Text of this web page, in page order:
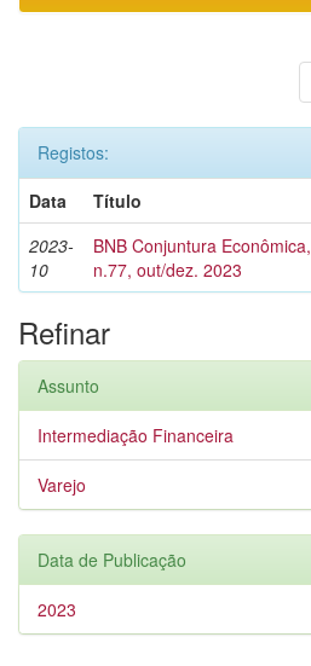
Registos:
Data
Título
2023-
10
BNB Conjuntura Econômica,
n.77, out/dez. 2023
Refinar
Assunto
Intermediação Financeira
Varejo
Data de Publicação
2023